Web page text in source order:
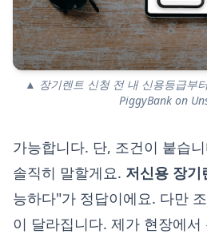
▲ 장기렌트 신청 전 내 신용등급부
PiggyBank on
가능합니다. 단, 조건이 붙습
솔직히 말할게요. 저신용 장기
능하다"가 정답이에요. 다만
이 달라집니다. 제가 현장에